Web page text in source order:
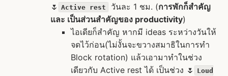
🌷 Active rest วันละ 1 ชม. (การพักก็สำคัญ​
และ เป็นส่วนสำคัญของ productivity)
ไอเดียก็สำคัญ หากมี ideas ระหว่างวันให้
จดไว้ก่อน(ไม่งั้นจะขวางสมาธิในการทำ
Block rotation) แล้วเอามาทำในช่วง
เดียวกับ Active rest ได้ เป็นช่วง 🌷
Loud